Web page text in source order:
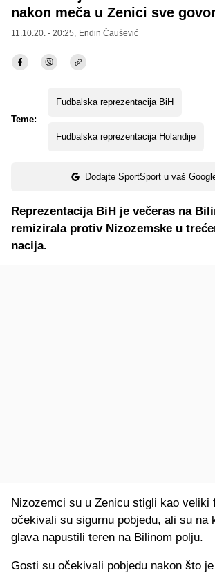
nakon meča u Zenici sve
11.10.20. - 20:25, Endin Čaušević
Teme:
Fudbalska reprezentacija BiH
Fudbalska reprezentacija Holandije
Dodajte SportSport u vaš
Reprezentacija BiH je večeras na
remizirala protiv Nizozemske u
nacija.
Nizozemci su u Zenicu stigli kao veliki
očekivali su sigurnu pobjedu, ali su na
glava napustili teren na Bilinom polju.
Gosti su očekivali pobjedu nakon što